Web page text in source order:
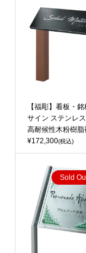
【福彫】看板・
サイン ステンレ
高耐候性木粉樹脂
¥172,300(税込)
Sold